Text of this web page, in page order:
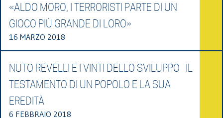
«ALDO MORO, I TERRORISTI PARTE DI UN
GIOCO PIÙ GRANDE DI LORO»
16 MARZO 2018
NUTO REVELLI E I VINTI DELLO SVILUPPO IL
TESTAMENTO DI UN POPOLO E LA SUA
EREDITÀ
6 FEBBRAIO 2018